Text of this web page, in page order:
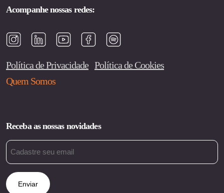
Acompanhe nossas redes:
Política de Privacidade Política de Cookies
Quem Somos
Receba as nossas novidades
Email